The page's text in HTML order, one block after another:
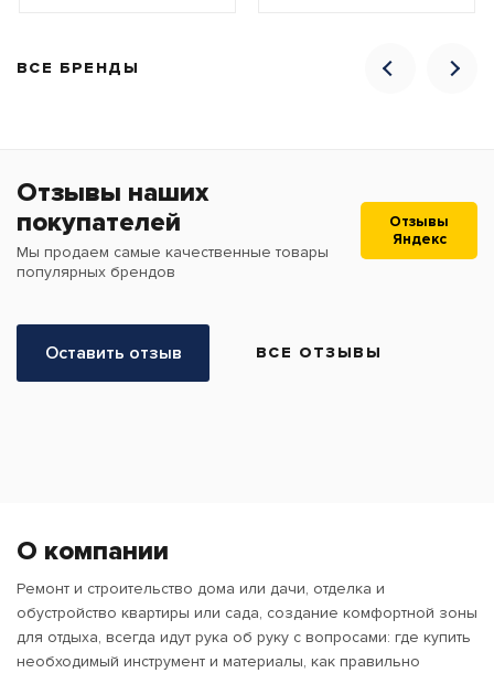
ВСЕ БРЕНДЫ
Отзывы наших
покупателей
Мы продаем самые качественные товары
популярных брендов
Отзывы
Яндекс
Оставить отзыв ВСЕ ОТЗЫВЫ
О компании
Ремонт и строительство дома или дачи, отделка и
обустройство квартиры или сада, создание комфортной зоны
для отдыха, всегда идут рука об руку с вопросами: где купить
необходимый инструмент и материалы, как правильно